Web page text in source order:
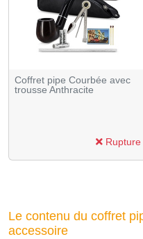
Coffret pipe Courbée avec
trousse Anthracite
Rupture
Le contenu du coffret
accessoire